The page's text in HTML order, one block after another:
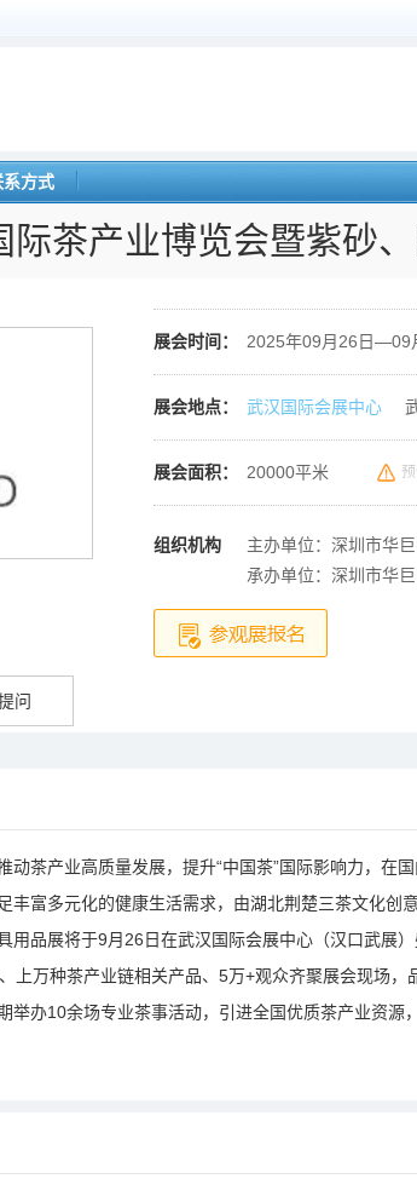
系方式
际茶产业博览会暨紫砂
展会时间： 2025年09月26日—09
展会地点： 武汉国际会展中心
展会面积： 20000平米
组织机构
主办单位：深圳市华
承办单位：深圳市华
问
动茶产业高质量发展，提升“中国茶”国际影响力，在
丰富多元化的健康生活需求，由湖北荆楚三茶文化创
用品展将于9月26日在武汉国际会展中心（汉口武展
上万种茶产业链相关产品、5万+观众齐聚展会现场，
举办10余场专业茶事活动，引进全国优质茶产业资源